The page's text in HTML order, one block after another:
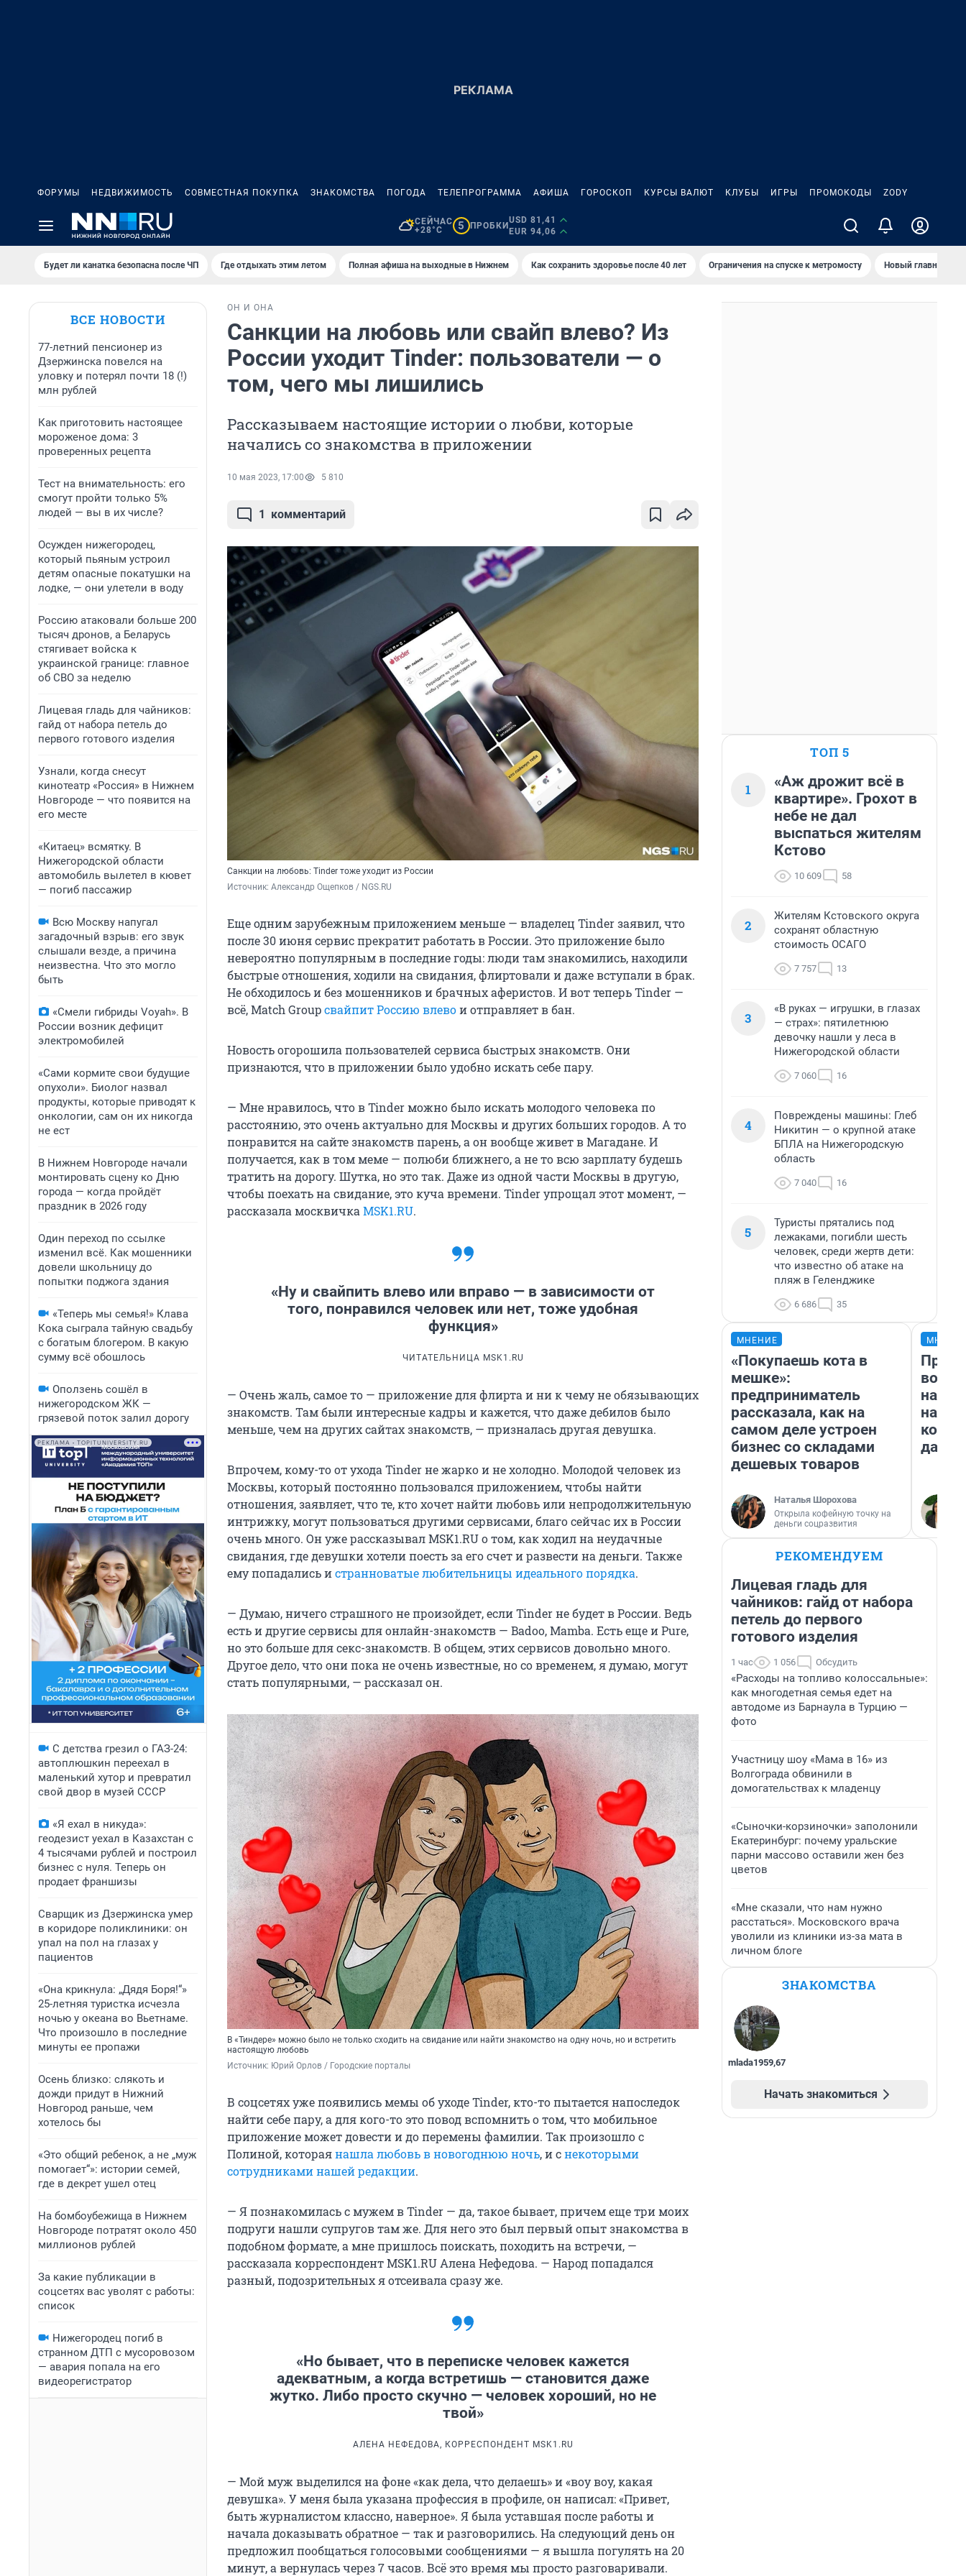
ФОРУМЫ НЕДВИЖИМОСТЬ СОВМЕСТНАЯ ПОКУПКА ЗНАКОМСТВА ПОГОДА ТЕЛЕПРОГРАММА АФИША ГОРОСКОП КУРСЫ ВАЛЮТ КЛУБЫ ИГРЫ ПРОМОКОДЫ ZODY
СЕЙЧАС
+28°C
5 ПРОБКИ
USD 81,41
EUR 94,06
Будет ли канатка безопасна после ЧП Где отдыхать этим летом Полная афиша на выходные в Нижнем Как сохранить здоровье после 40 лет Ограничения на спуске к метромосту Новый главный
ВСЕ НОВОСТИ
77-летний пенсионер из
Дзержинска повелся на
уловку и потерял почти 18 (!)
млн рублей
Как приготовить настоящее
мороженое дома: 3
проверенных рецепта
Тест на внимательность: его
смогут пройти только 5%
людей — вы в их числе?
Осужден нижегородец,
который пьяным устроил
детям опасные покатушки на
лодке, — они улетели в воду
Россию атаковали больше 200
тысяч дронов, а Беларусь
стягивает войска к
украинской границе: главное
об СВО за неделю
Лицевая гладь для чайников:
гайд от набора петель до
первого готового изделия
Узнали, когда снесут
кинотеатр «Россия» в Нижнем
Новгороде — что появится на
его месте
«Китаец» всмятку. В
Нижегородской области
автомобиль вылетел в кювет
— погиб пассажир
Всю Москву напугал
загадочный взрыв: его звук
слышали везде, а причина
неизвестна. Что это могло
быть
«Смели гибриды Voyah». В
России возник дефицит
электромобилей
«Сами кормите свои будущие
опухоли». Биолог назвал
продукты, которые приводят к
онкологии, сам он их никогда
не ест
В Нижнем Новгороде начали
монтировать сцену ко Дню
города — когда пройдёт
праздник в 2026 году
Один переход по ссылке
изменил всё. Как мошенники
довели школьницу до
попытки поджога здания
«Теперь мы семья!» Клава
Кока сыграла тайную свадьбу
с богатым блогером. В какую
сумму всё обошлось
Оползень сошёл в
нижегородском ЖК —
грязевой поток залил дорогу
РЕКЛАМА • TOPITUNIVERSITY.RU
С детства грезил о ГАЗ-24:
автоплюшкин переехал в
маленький хутор и превратил
свой двор в музей СССР
«Я ехал в никуда»:
геодезист уехал в Казахстан с
4 тысячами рублей и построил
бизнес с нуля. Теперь он
продает франшизы
Сварщик из Дзержинска умер
в коридоре поликлиники: он
упал на пол на глазах у
пациентов
«Она крикнула: „Дядя Боря!“»
25-летняя туристка исчезла
ночью у океана во Вьетнаме.
Что произошло в последние
минуты ее пропажи
Осень близко: слякоть и
дожди придут в Нижний
Новгород раньше, чем
хотелось бы
«Это общий ребенок, а не „муж
помогает“»: истории семей,
где в декрет ушел отец
На бомбоубежища в Нижнем
Новгороде потратят около 450
миллионов рублей
За какие публикации в
соцсетях вас уволят с работы:
список
Нижегородец погиб в
странном ДТП с мусоровозом
— авария попала на его
видеорегистратор
ОН И ОНА
Санкции на любовь или свайп влево? Из
России уходит Tinder: пользователи — о
том, чего мы лишились
Рассказываем настоящие истории о любви, которые
начались со знакомства в приложении
10 мая 2023, 17:00 5 810
1 комментарий
Санкции на любовь: Tinder тоже уходит из России
Источник: Александр Ощепков / NGS.RU
Еще одним зарубежным приложением меньше — владелец Tinder заявил, что
после 30 июня сервис прекратит работать в России. Это приложение было
невероятно популярным в последние годы: люди там знакомились, находили
быстрые отношения, ходили на свидания, флиртовали и даже вступали в брак.
Не обходилось и без мошенников и брачных аферистов. И вот теперь Tinder —
всё, Match Groupсвайпит Россию влевои отправляет в бан.
Новость огорошила пользователей сервиса быстрых знакомств. Они
признаются, что в приложении было удобно искать себе пару.
— Мне нравилось, что в Tinder можно было искать молодого человека по
расстоянию, это очень актуально для Москвы и других больших городов. А то
понравится на сайте знакомств парень, а он вообще живет в Магадане. И
получается, как в том меме — полюби ближнего, а не то всю зарплату будешь
тратить на дорогу. Шутка, но это так. Даже из одной части Москвы в другую,
чтобы поехать на свидание, это куча времени. Tinder упрощал этот момент, —
рассказала москвичкаMSK1.RU.
«Ну и свайпить влево или вправо — в зависимости от
того, понравился человек или нет, тоже удобная
функция»
ЧИТАТЕЛЬНИЦА MSK1.RU
— Очень жаль, самое то — приложение для флирта и ни к чему не обязывающих
знакомств. Там были интересные кадры и кажется, что даже дебилов было
меньше, чем на других сайтах знакомств, — призналась другая девушка.
Впрочем, кому-то от ухода Tinder не жарко и не холодно. Молодой человек из
Москвы, который постоянно пользовался приложением, чтобы найти
отношения, заявляет, что те, кто хочет найти любовь или непродолжительную
интрижку, могут пользоваться другими сервисами, благо сейчас их в России
очень много. Он уже рассказывал MSK1.RU о том, как ходил на неудачные
свидания, где девушки хотели поесть за его счет и развести на деньги. Также
ему попадались истранноватые любительницы идеального порядка.
— Думаю, ничего страшного не произойдет, если Tinder не будет в России. Ведь
есть и другие сервисы для онлайн-знакомств — Badoo, Mamba. Есть еще и Pure,
но это больше для секс-знакомств. В общем, этих сервисов довольно много.
Другое дело, что они пока не очень известные, но со временем, я думаю, могут
стать популярными, — рассказал он.
В «Тиндере» можно было не только сходить на свидание или найти знакомство на одну ночь, но и встретить
настоящую любовь
Источник: Юрий Орлов / Городские порталы
В соцсетях уже появились мемы об уходе Tinder, кто-то пытается напоследок
найти себе пару, а для кого-то это повод вспомнить о том, что мобильное
приложение может довести и до перемены фамилии. Так произошло с
Полиной, котораянашла любовь в новогоднюю ночь, и снекоторыми
сотрудниками нашей редакции.
— Я познакомилась с мужем в Tinder — да, такое бывает, причем еще три моих
подруги нашли супругов там же. Для него это был первый опыт знакомства в
подобном формате, а мне пришлось поискать, походить на встречи, —
рассказала корреспондент MSK1.RU Алена Нефедова. — Народ попадался
разный, подозрительных я отсеивала сразу же.
«Но бывает, что в переписке человек кажется
адекватным, а когда встретишь — становится даже
жутко. Либо просто скучно — человек хороший, но не
твой»
АЛЕНА НЕФЕДОВА, КОРРЕСПОНДЕНТ MSK1.RU
— Мой муж выделился на фоне «как дела, что делаешь» и «воу воу, какая
девушка». У меня была указана профессия в профиле, он написал: «Привет,
быть журналистом классно, наверное». Я была уставшая после работы и
начала доказывать обратное — так и разговорились. На следующий день он
предложил пообщаться голосовыми сообщениями — я вышла погулять на 20
минут, а вернулась через 7 часов. Всё это время мы просто разговаривали.
ТОП 5
1
«Аж дрожит всё в
квартире». Грохот в
небе не дал
выспаться жителям
Кстово
10 609 58
2
Жителям Кстовского округа
сохранят областную
стоимость ОСАГО
7 757 13
3
«В руках — игрушки, в глазах
— страх»: пятилетнюю
девочку нашли у леса в
Нижегородской области
7 060 16
4
Повреждены машины: Глеб
Никитин — о крупной атаке
БПЛА на Нижегородскую
область
7 040 16
5
Туристы прятались под
лежаками, погибли шесть
человек, среди жертв дети:
что известно об атаке на
пляж в Геленджике
6 686 35
МНЕНИЕ
«Покупаешь кота в
мешке»:
предприниматель
рассказала, как на
самом деле устроен
бизнес со складами
дешевых товаров
Наталья Шорохова
Открыла кофейную точку на
деньги соцразвития
нам
даже
РЕКОМЕНДУЕМ
Лицевая гладь для
чайников: гайд от набора
петель до первого
готового изделия
1 час 1 056 Обсудить
«Расходы на топливо колоссальные»:
как многодетная семья едет на
автодоме из Барнаула в Турцию —
фото
Участницу шоу «Мама в 16» из
Волгограда обвинили в
домогательствах к младенцу
«Сыночки-корзиночки» заполонили
Екатеринбург: почему уральские
парни массово оставили жен без
цветов
«Мне сказали, что нам нужно
расстаться». Московского врача
уволили из клиники из-за мата в
личном блоге
ЗНАКОМСТВА
mlada1959,67
Начать знакомиться